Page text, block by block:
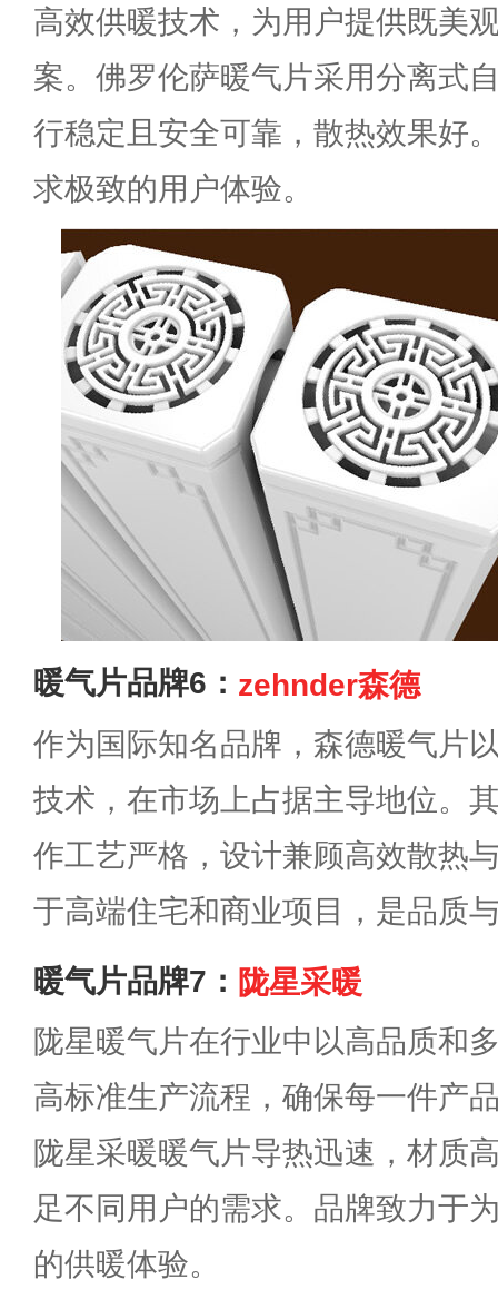
高效供暖技术，为用户提供既美
案。佛罗伦萨暖气片采用分离式
行稳定且安全可靠，散热效果好
求极致的用户体验。
暖气片品牌6： zehnder森德
作为国际知名品牌，森德暖气片
技术，在市场上占据主导地位。
作工艺严格，设计兼顾高效散热
于高端住宅和商业项目，是品质
暖气片品牌7： 陇星采暖
陇星暖气片在行业中以高品质和
高标准生产流程，确保每一件产
陇星采暖暖气片导热迅速，材质
足不同用户的需求。品牌致力于
的供暖体验。